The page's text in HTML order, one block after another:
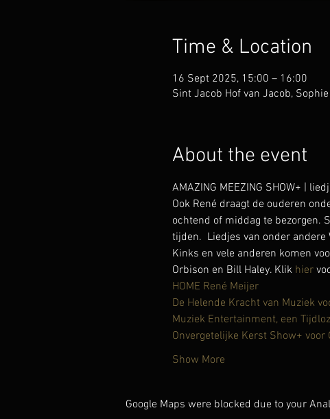
Time & Location
16 Sept 2025, 15:00 – 16:00
Sint Jacob Hof van Jacob,
About the event
AMAZING MEEZING SHOW+ |
Ook René draagt de ouderen
ochtend of middag te bezorgen.
tijden.  Liedjes van onder andere
Kinks en vele anderen komen
Orbison en Bill Haley. Klik hier
HOME René Meijer
De Helende Kracht van Muziek
Muziek Entertainment, een
Onvergetelijke Kerst Show+ voor
Show More
Google Maps were blocked due to your